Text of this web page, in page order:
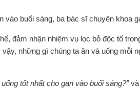
vào buổi sáng, ba bác sĩ chuyên khoa
đảm nhận nhiệm vụ lọc bỏ độc tố
những gì chúng ta ăn và uống mỗi
tốt nhất cho gan vào buổi sáng?”và